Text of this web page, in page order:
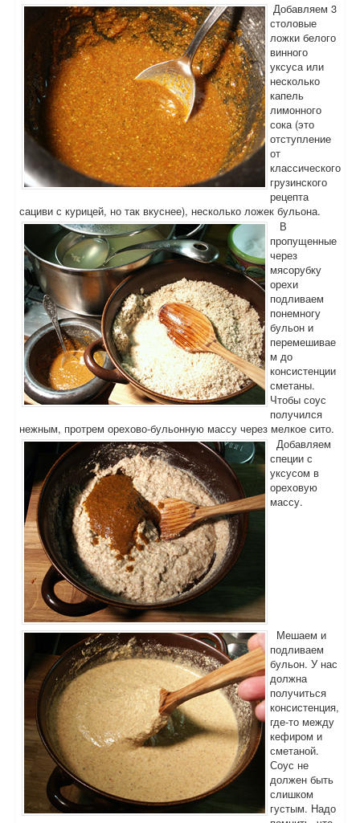
Добавляем 3
столовые
ложки белого
винного
уксуса или
несколько
капель
лимонного
сока (это
отступление
от
классического
грузинского
рецепта
сациви с курицей, но так вкуснее), несколько ложек бульона.
В
пропущенные
через
мясорубку
орехи
подливаем
понемногу
бульон и
перемешивае
м до
консистенции
сметаны.
Чтобы соус
получился
нежным, протрем орехово-бульонную массу через мелкое сито.
Добавляем
специи с
уксусом в
ореховую
массу.
Мешаем и
подливаем
бульон. У нас
должна
получиться
консистенция,
где-то между
кефиром и
сметаной.
Соус не
должен быть
слишком
густым. Надо